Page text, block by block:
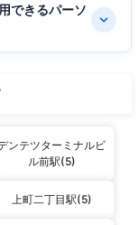
できるパーソ
ンテツターミナルビ
ル前駅(5)
上町二丁目駅(5)